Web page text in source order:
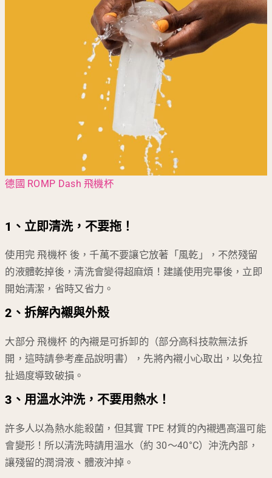
德國 ROMP Dash 飛機杯
1、立即清洗，不要拖！
使用完 飛機杯 後，千萬不要讓它放著「風乾」，不然殘留
的液體乾掉後，清洗會變得超麻煩！建議使用完畢後，立即
開始清潔，省時又省力。
2、拆解內襯與外殼
大部分 飛機杯 的內襯是可拆卸的（部分高科技款無法拆
開，這時請參考產品說明書），先將內襯小心取出，以免拉
扯過度導致破損。
3、用溫水沖洗，不要用熱水！
許多人以為熱水能殺菌，但其實 TPE 材質的內襯遇高溫可能
會變形！所以清洗時請用溫水（約 30～40°C）沖洗內部，
讓殘留的潤滑液、體液沖掉。